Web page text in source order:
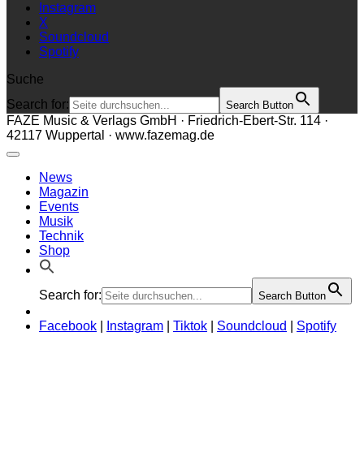
Instagram
X
Soundcloud
Spotify
Suche
Search for:
Search Button
FAZE Music & Verlags GmbH · Friedrich-Ebert-Str. 114 ·
42117 Wuppertal · www.fazemag.de
News
Magazin
Events
Musik
Technik
Shop
Search for: Search Button
Facebook Instagram Tiktok Soundcloud Spotify